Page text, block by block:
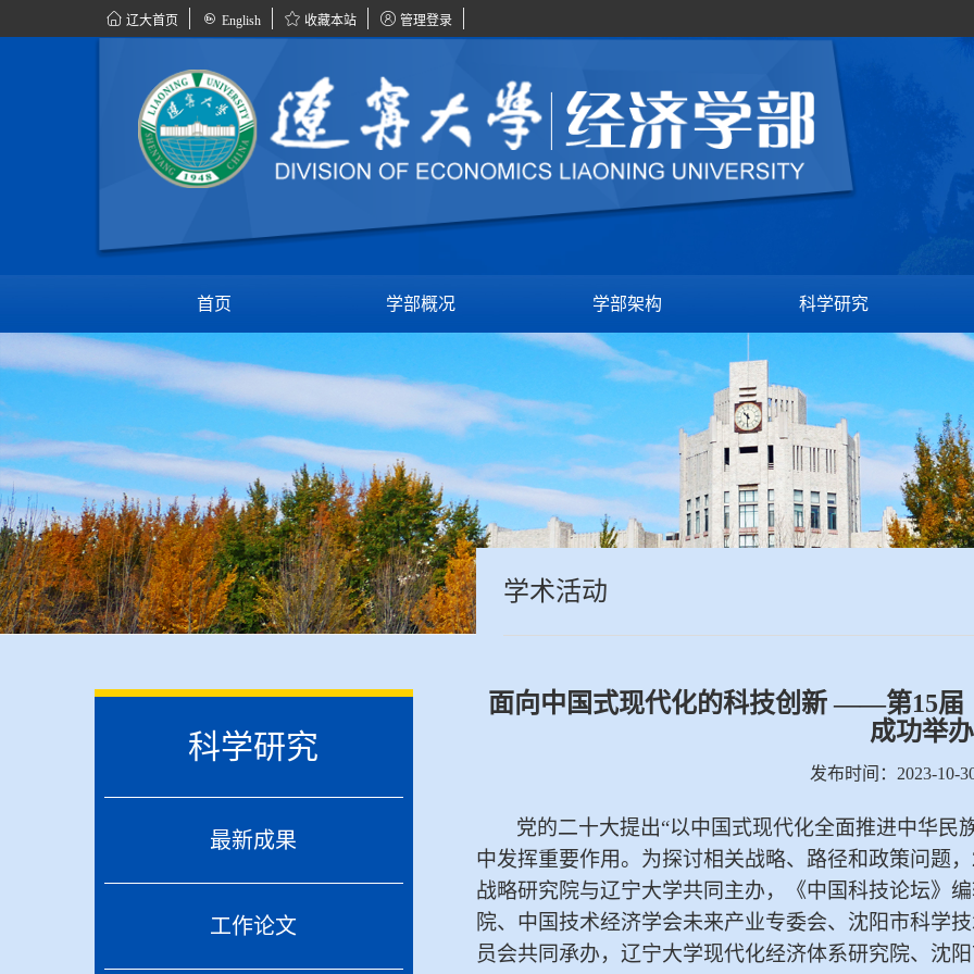
辽大首页 English 收藏本站 管理登录
首页 学部概况 学部架构 科学研究
科学研究
最新成果
工作论文
学术活动
面向中国式现代化的科技创新 ——第15届
成功举办
发布时间：2023-10-
党的二十大提出“以中国式现代化全面推进中华民
中发挥重要作用。为探讨相关战略、路径和政策问题
战略研究院与辽宁大学共同主办，《中国科技论坛》
院、中国技术经济学会未来产业专委会、沈阳市科学
员会共同承办，辽宁大学现代化经济体系研究院、沈